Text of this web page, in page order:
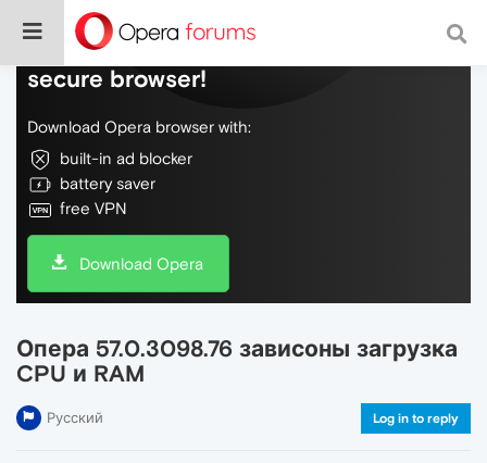
Do more on the web, with a fast and
secure browser!
Download Opera browser with:
built-in ad blocker
battery saver
free VPN
Download Opera
Опера 57.0.3098.76 зависоны загрузка
CPU и RAM
Русский Log in to reply